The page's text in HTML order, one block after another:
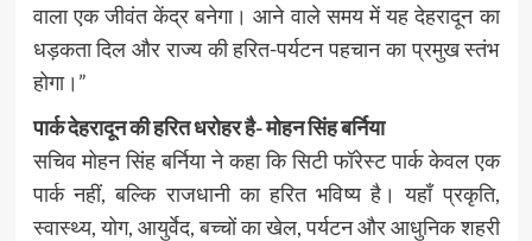
वाला एक जीवंत केंद्र बनेगा। आने वाले समय में यह देहरादून का
धड़कता दिल और राज्य की हरित-पर्यटन पहचान का प्रमुख स्तंभ
होगा।”
पार्क देहरादून की हरित धरोहर है- मोहन सिंह बर्निया
सचिव मोहन सिंह बर्निया ने कहा कि सिटी फॉरेस्ट पार्क केवल एक
पार्क नहीं, बल्कि राजधानी का हरित भविष्य है। यहाँ प्रकृति,
स्वास्थ्य, योग, आयुर्वेद, बच्चों का खेल, पर्यटन और आधुनिक शहरी